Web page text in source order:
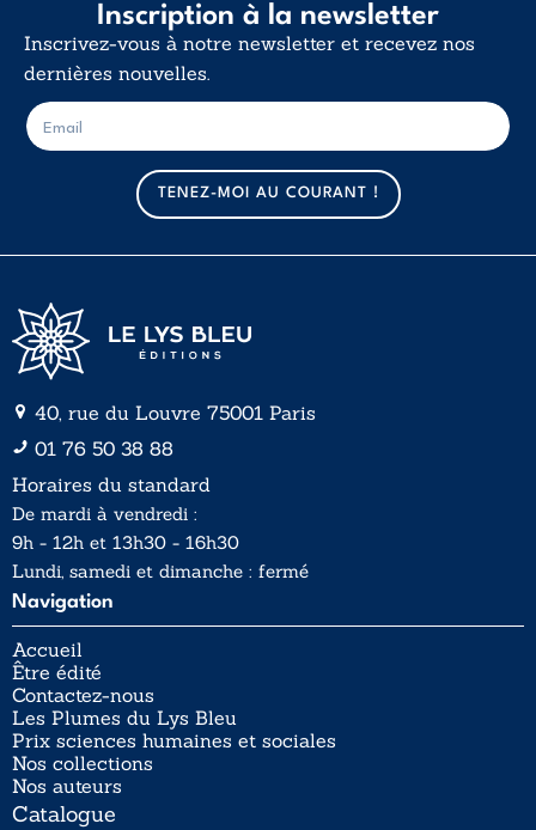
Inscription à la newsletter
Inscrivez-vous à notre newsletter et recevez nos
dernières nouvelles.
m
a
i
l
E
-
m
TENEZ-MOI AU COURANT !
40, rue du Louvre 75001 Paris
01 76 50 38 88
Horaires du standard
De mardi à vendredi :
9h - 12h et 13h30 - 16h30
Lundi, samedi et dimanche : fermé
Navigation
Accueil
Être édité
Contactez-nous
Les Plumes du Lys Bleu
Prix sciences humaines et sociales
Nos collections
Nos auteurs
Catalogue